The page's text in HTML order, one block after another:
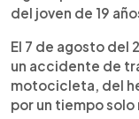
del joven de 19
El 7 de agosto del
un accidente de
motocicleta, del
por un tiempo